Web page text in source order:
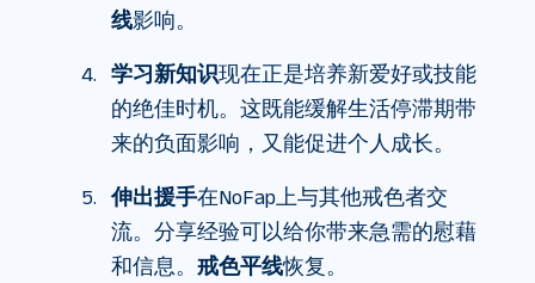
线影响。
学习新知识现在正是培养新爱好或技能
的绝佳时机。这既能缓解生活停滞期带
来的负面影响，又能促进个人成长。
伸出援手在NoFap上与其他戒色者交
流。分享经验可以给你带来急需的慰藉
和信息。 戒色平线恢复。